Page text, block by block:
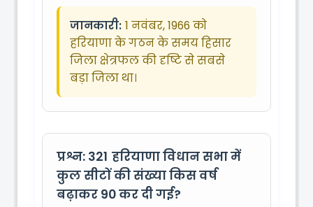
जानकारी: 1 नवंबर, 1966 को
हरियाणा के गठन के समय हिसार
जिला क्षेत्रफल की दृष्टि से सबसे
बड़ा जिला था।
प्रश्न: 321 हरियाणा विधान सभा में
कुल सीटों की संख्या किस वर्ष
बढ़ाकर 90 कर दी गई?